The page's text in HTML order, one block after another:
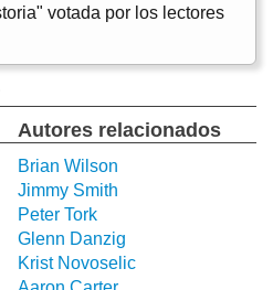
votada por los lectores
Autores relacionados
Brian Wilson
Jimmy Smith
Peter Tork
Glenn Danzig
Krist Novoselic